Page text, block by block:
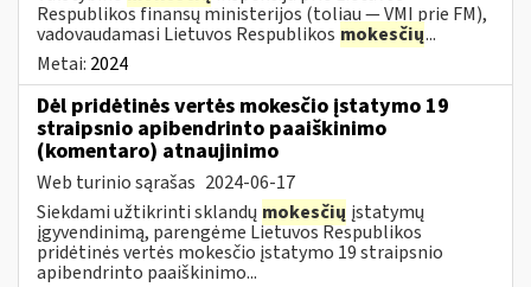
Respublikos finansų ministerijos (toliau — VMI prie FM),
vadovaudamasi Lietuvos Respublikos mokesčių...
Metai: 2024
Dėl pridėtinės vertės mokesčio įstatymo 19
straipsnio apibendrinto paaiškinimo
(komentaro) atnaujinimo
Web turinio sąrašas 2024-06-17
Siekdami užtikrinti sklandų mokesčių įstatymų
įgyvendinimą, parengėme Lietuvos Respublikos
pridėtinės vertės mokesčio įstatymo 19 straipsnio
apibendrinto paaiškinimo...